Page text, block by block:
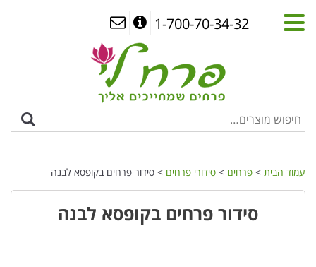
1-700-70-34-32
עמוד הבית > פרחים > סידורי פרחים > סידור פרחים בקופסא לבנה
סידור פרחים בקופסא לבנה